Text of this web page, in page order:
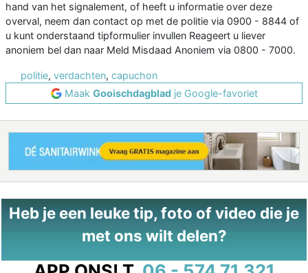
hand van het signalement, of heeft u informatie over deze
overval, neem dan contact op met de politie via 0900 - 8844 of
u kunt onderstaand tipformulier invullen Reageert u liever
anoniem bel dan naar Meld Misdaad Anoniem via 0800 - 7000.
politie, verdachten, capuchon
Maak Gooischdagbladje Google-favoriet
Heb je een leuke tip, foto of video die je
met ons wilt delen?